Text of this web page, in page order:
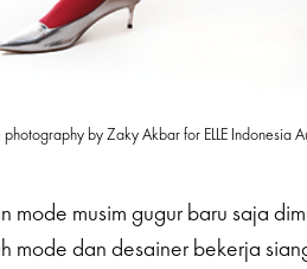
by Zaky Akbar for ELLE Indonesia
mode musim gugur baru saja
mode dan desainer bekerja